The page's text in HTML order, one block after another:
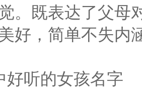
。既表达了父母
好，简单不失内
好听的女孩名字